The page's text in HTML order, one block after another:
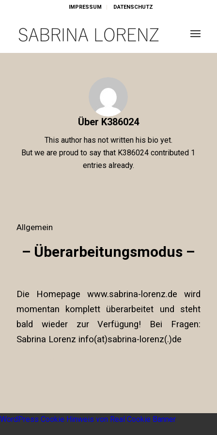
IMPRESSUM DATENSCHUTZ
Über K386024
This author has not written his bio yet.
But we are proud to say that K386024 contributed 1
entries already.
Allgemein
– Überarbeitungsmodus –
Die Homepage www.sabrina-lorenz.de wird
momentan komplett überarbeitet und steht
bald wieder zur Verfügung! Bei Fragen:
Sabrina Lorenz info(at)sabrina-lorenz(.)de
WordPress Cookie Hinweis von Real Cookie Banner